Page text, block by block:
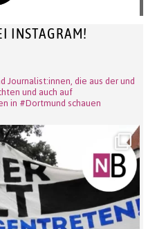
INSTAGRAM!
Journalist:innen, die aus der und
und auch auf
in #Dortmund schauen